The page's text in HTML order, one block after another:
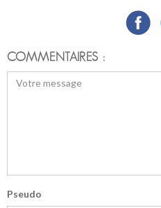
COMMENTAIRES :
Pseudo